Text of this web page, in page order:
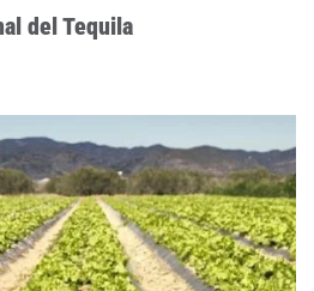
del Tequila